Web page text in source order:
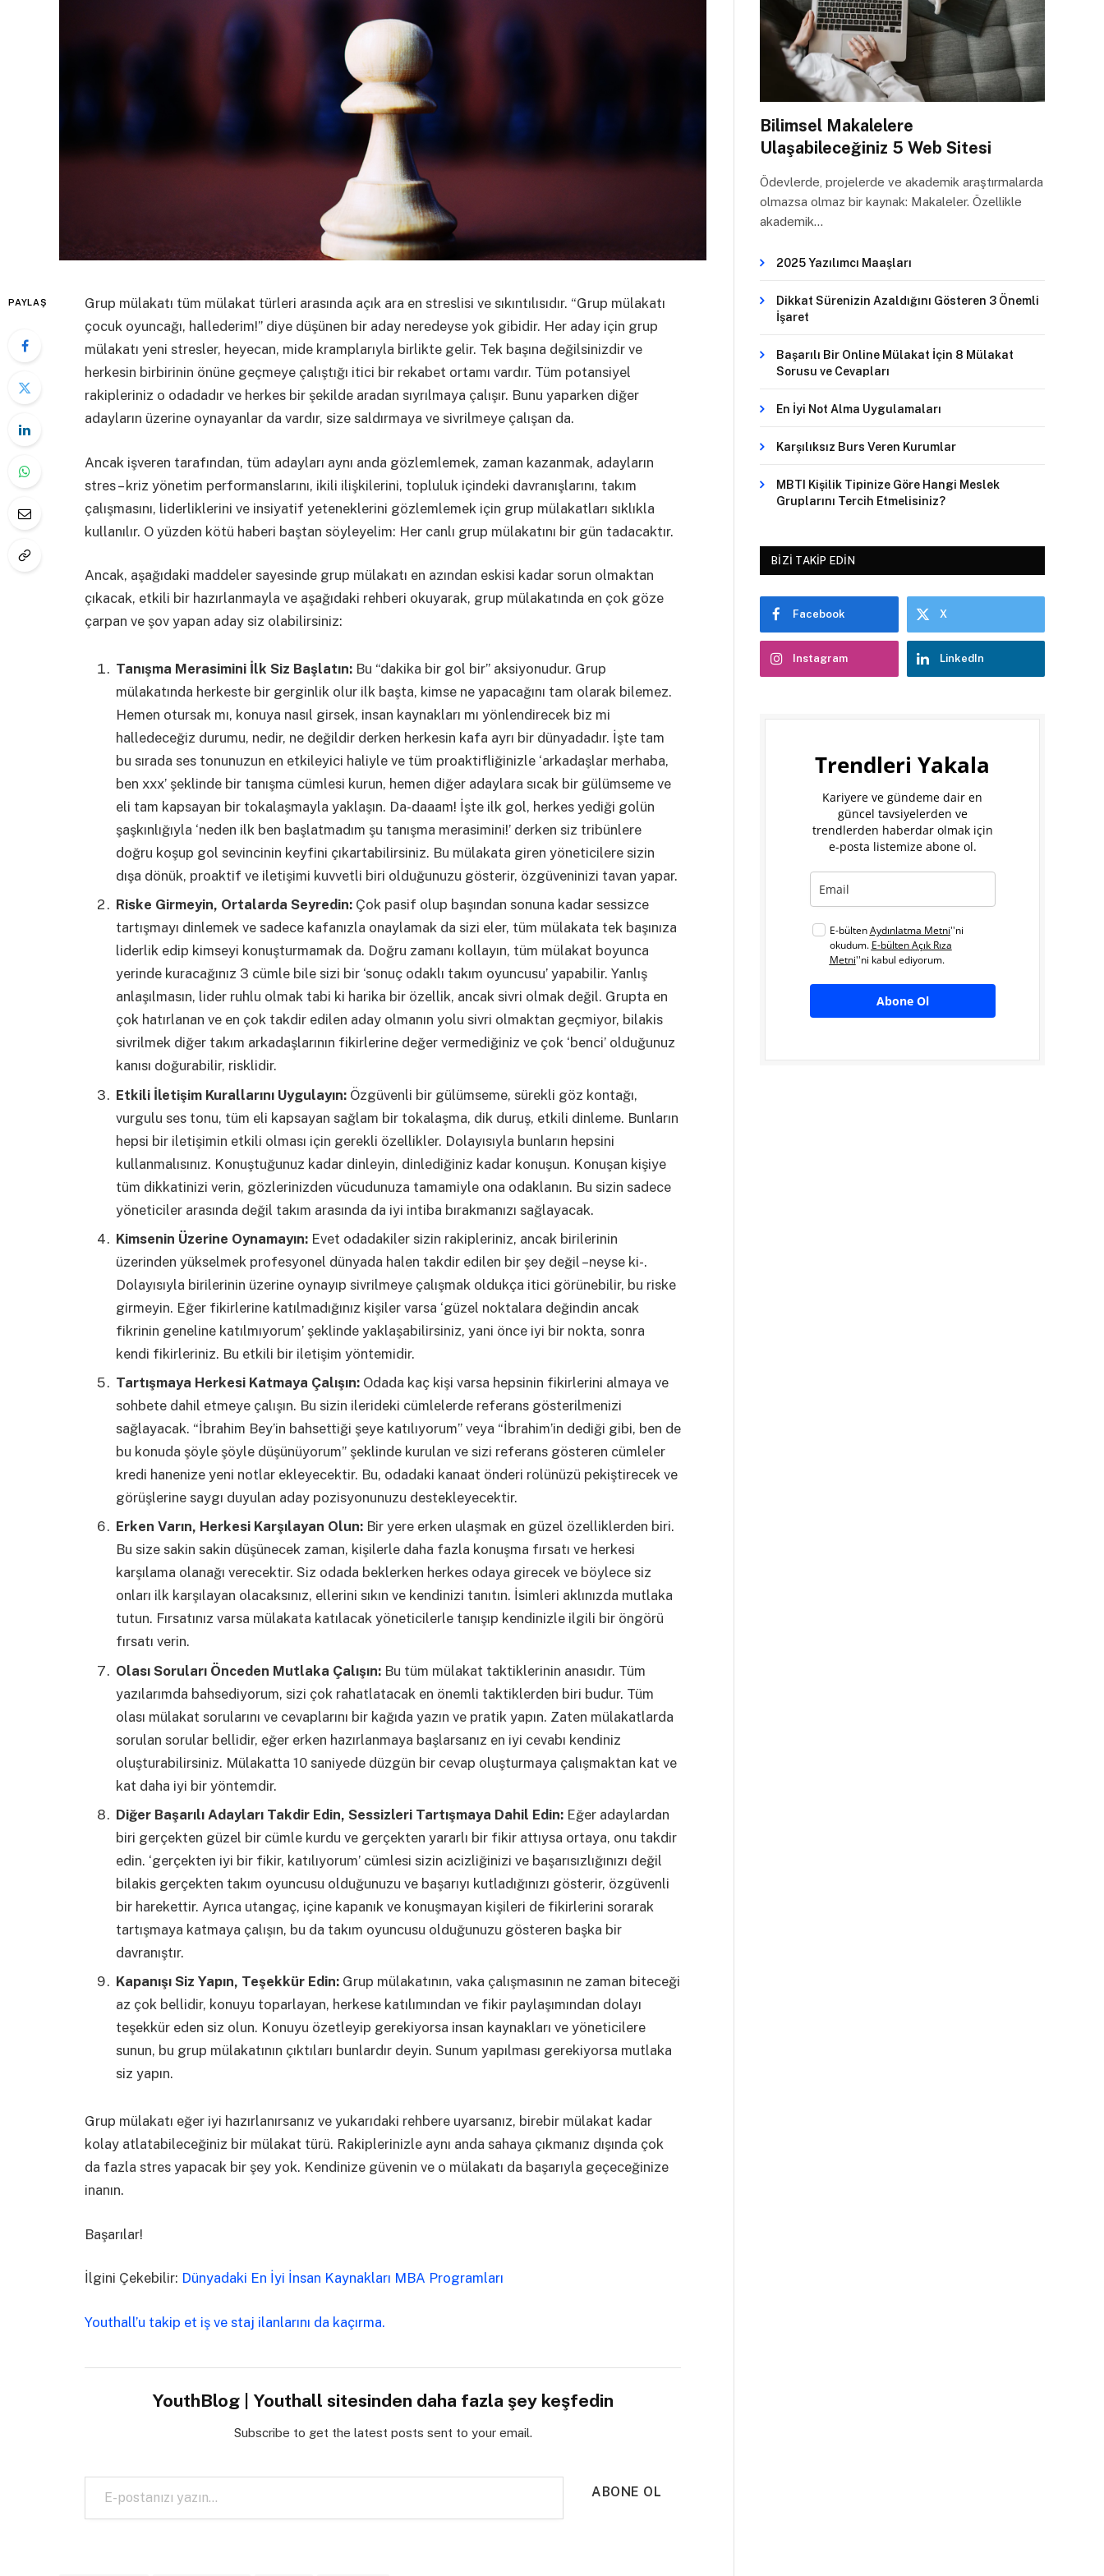
PAYLAŞ
Grup mülakatı tüm mülakat türleri arasında açık ara en streslisi ve sıkıntılısıdır. “Grup mülakatı
çocuk oyuncağı, hallederim!” diye düşünen bir aday neredeyse yok gibidir. Her aday için grup
mülakatı yeni stresler, heyecan, mide kramplarıyla birlikte gelir. Tek başına değilsinizdir ve
herkesin birbirinin önüne geçmeye çalıştığı itici bir rekabet ortamı vardır. Tüm potansiyel
rakipleriniz o odadadır ve herkes bir şekilde aradan sıyrılmaya çalışır. Bunu yaparken diğer
adayların üzerine oynayanlar da vardır, size saldırmaya ve sivrilmeye çalışan da.
Ancak işveren tarafından, tüm adayları aynı anda gözlemlemek, zaman kazanmak, adayların
stres – kriz yönetim performanslarını, ikili ilişkilerini, topluluk içindeki davranışlarını, takım
çalışmasını, liderliklerini ve insiyatif yeteneklerini gözlemlemek için grup mülakatları sıklıkla
kullanılır. O yüzden kötü haberi baştan söyleyelim: Her canlı grup mülakatını bir gün tadacaktır.
Ancak, aşağıdaki maddeler sayesinde grup mülakatı en azından eskisi kadar sorun olmaktan
çıkacak, etkili bir hazırlanmayla ve aşağıdaki rehberi okuyarak, grup mülakatında en çok göze
çarpan ve şov yapan aday siz olabilirsiniz:
Tanışma Merasimini İlk Siz Başlatın: Bu “dakika bir gol bir” aksiyonudur. Grup
mülakatında herkeste bir gerginlik olur ilk başta, kimse ne yapacağını tam olarak bilemez.
Hemen otursak mı, konuya nasıl girsek, insan kaynakları mı yönlendirecek biz mi
halledeceğiz durumu, nedir, ne değildir derken herkesin kafa ayrı bir dünyadadır. İşte tam
bu sırada ses tonunuzun en etkileyici haliyle ve tüm proaktifliğinizle ‘arkadaşlar merhaba,
ben xxx’ şeklinde bir tanışma cümlesi kurun, hemen diğer adaylara sıcak bir gülümseme ve
eli tam kapsayan bir tokalaşmayla yaklaşın. Da-daaam! İşte ilk gol, herkes yediği golün
şaşkınlığıyla ‘neden ilk ben başlatmadım şu tanışma merasimini!’ derken siz tribünlere
doğru koşup gol sevincinin keyfini çıkartabilirsiniz. Bu mülakata giren yöneticilere sizin
dışa dönük, proaktif ve iletişimi kuvvetli biri olduğunuzu gösterir, özgüveninizi tavan yapar.
Riske Girmeyin, Ortalarda Seyredin: Çok pasif olup başından sonuna kadar sessizce
tartışmayı dinlemek ve sadece kafanızla onaylamak da sizi eler, tüm mülakata tek başınıza
liderlik edip kimseyi konuşturmamak da. Doğru zamanı kollayın, tüm mülakat boyunca
yerinde kuracağınız 3 cümle bile sizi bir ‘sonuç odaklı takım oyuncusu’ yapabilir. Yanlış
anlaşılmasın, lider ruhlu olmak tabi ki harika bir özellik, ancak sivri olmak değil. Grupta en
çok hatırlanan ve en çok takdir edilen aday olmanın yolu sivri olmaktan geçmiyor, bilakis
sivrilmek diğer takım arkadaşlarının fikirlerine değer vermediğiniz ve çok ‘benci’ olduğunuz
kanısı doğurabilir, risklidir.
Etkili İletişim Kurallarını Uygulayın: Özgüvenli bir gülümseme, sürekli göz kontağı,
vurgulu ses tonu, tüm eli kapsayan sağlam bir tokalaşma, dik duruş, etkili dinleme. Bunların
hepsi bir iletişimin etkili olması için gerekli özellikler. Dolayısıyla bunların hepsini
kullanmalısınız. Konuştuğunuz kadar dinleyin, dinlediğiniz kadar konuşun. Konuşan kişiye
tüm dikkatinizi verin, gözlerinizden vücudunuza tamamiyle ona odaklanın. Bu sizin sadece
yöneticiler arasında değil takım arasında da iyi intiba bırakmanızı sağlayacak.
Kimsenin Üzerine Oynamayın: Evet odadakiler sizin rakipleriniz, ancak birilerinin
üzerinden yükselmek profesyonel dünyada halen takdir edilen bir şey değil –neyse ki-.
Dolayısıyla birilerinin üzerine oynayıp sivrilmeye çalışmak oldukça itici görünebilir, bu riske
girmeyin. Eğer fikirlerine katılmadığınız kişiler varsa ‘güzel noktalara değindin ancak
fikrinin geneline katılmıyorum’ şeklinde yaklaşabilirsiniz, yani önce iyi bir nokta, sonra
kendi fikirleriniz. Bu etkili bir iletişim yöntemidir.
Tartışmaya Herkesi Katmaya Çalışın: Odada kaç kişi varsa hepsinin fikirlerini almaya ve
sohbete dahil etmeye çalışın. Bu sizin ilerideki cümlelerde referans gösterilmenizi
sağlayacak. “İbrahim Bey’in bahsettiği şeye katılıyorum” veya “İbrahim’in dediği gibi, ben de
bu konuda şöyle şöyle düşünüyorum” şeklinde kurulan ve sizi referans gösteren cümleler
kredi hanenize yeni notlar ekleyecektir. Bu, odadaki kanaat önderi rolünüzü pekiştirecek ve
görüşlerine saygı duyulan aday pozisyonunuzu destekleyecektir.
Erken Varın, Herkesi Karşılayan Olun: Bir yere erken ulaşmak en güzel özelliklerden biri.
Bu size sakin sakin düşünecek zaman, kişilerle daha fazla konuşma fırsatı ve herkesi
karşılama olanağı verecektir. Siz odada beklerken herkes odaya girecek ve böylece siz
onları ilk karşılayan olacaksınız, ellerini sıkın ve kendinizi tanıtın. İsimleri aklınızda mutlaka
tutun. Fırsatınız varsa mülakata katılacak yöneticilerle tanışıp kendinizle ilgili bir öngörü
fırsatı verin.
Olası Soruları Önceden Mutlaka Çalışın: Bu tüm mülakat taktiklerinin anasıdır. Tüm
yazılarımda bahsediyorum, sizi çok rahatlatacak en önemli taktiklerden biri budur. Tüm
olası mülakat sorularını ve cevaplarını bir kağıda yazın ve pratik yapın. Zaten mülakatlarda
sorulan sorular bellidir, eğer erken hazırlanmaya başlarsanız en iyi cevabı kendiniz
oluşturabilirsiniz. Mülakatta 10 saniyede düzgün bir cevap oluşturmaya çalışmaktan kat ve
kat daha iyi bir yöntemdir.
Diğer Başarılı Adayları Takdir Edin, Sessizleri Tartışmaya Dahil Edin: Eğer adaylardan
biri gerçekten güzel bir cümle kurdu ve gerçekten yararlı bir fikir attıysa ortaya, onu takdir
edin. ‘gerçekten iyi bir fikir, katılıyorum’ cümlesi sizin acizliğinizi ve başarısızlığınızı değil
bilakis gerçekten takım oyuncusu olduğunuzu ve başarıyı kutladığınızı gösterir, özgüvenli
bir harekettir. Ayrıca utangaç, içine kapanık ve konuşmayan kişileri de fikirlerini sorarak
tartışmaya katmaya çalışın, bu da takım oyuncusu olduğunuzu gösteren başka bir
davranıştır.
Kapanışı Siz Yapın, Teşekkür Edin: Grup mülakatının, vaka çalışmasının ne zaman biteceği
az çok bellidir, konuyu toparlayan, herkese katılımından ve fikir paylaşımından dolayı
teşekkür eden siz olun. Konuyu özetleyip gerekiyorsa insan kaynakları ve yöneticilere
sunun, bu grup mülakatının çıktıları bunlardır deyin. Sunum yapılması gerekiyorsa mutlaka
siz yapın.
Grup mülakatı eğer iyi hazırlanırsanız ve yukarıdaki rehbere uyarsanız, birebir mülakat kadar
kolay atlatabileceğiniz bir mülakat türü. Rakiplerinizle aynı anda sahaya çıkmanız dışında çok
da fazla stres yapacak bir şey yok. Kendinize güvenin ve o mülakatı da başarıyla geçeceğinize
inanın.
Başarılar!
İlgini Çekebilir: Dünyadaki En İyi İnsan Kaynakları MBA Programları
Youthall’u takip et iş ve staj ilanlarını da kaçırma.
YouthBlog | Youthall sitesinden daha fazla şey keşfedin
Subscribe to get the latest posts sent to your email.
E-postanızı yazın…
ABONE OL
Bilimsel Makalelere
Ulaşabileceğiniz 5 Web Sitesi
Ödevlerde, projelerde ve akademik araştırmalarda
olmazsa olmaz bir kaynak: Makaleler. Özellikle
akademik…
2025 Yazılımcı Maaşları
Dikkat Sürenizin Azaldığını Gösteren 3 Önemli
İşaret
Başarılı Bir Online Mülakat İçin 8 Mülakat
Sorusu ve Cevapları
En İyi Not Alma Uygulamaları
Karşılıksız Burs Veren Kurumlar
MBTI Kişilik Tipinize Göre Hangi Meslek
Gruplarını Tercih Etmelisiniz?
BIZI TAKIP EDIN
Facebook X
Instagram LinkedIn
Trendleri Yakala
Kariyere ve gündeme dair en
güncel tavsiyelerden ve
trendlerden haberdar olmak için
e-posta listemize abone ol.
E-bültenAydınlatma Metni''ni
okudum. E-bülten Açık Rıza
Metni''ni kabul ediyorum.
Abone Ol